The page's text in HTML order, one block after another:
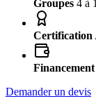
Groupes 4 à
Certification
Financement
Demander un devis